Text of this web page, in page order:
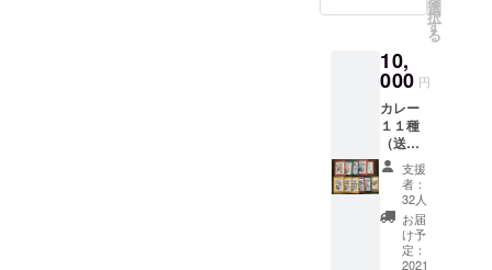
カ、イ
タリ
本、イ
ンド、
ケニ
ア。 収
録曲
1.Walki
ng
Down
Street-
アメリ
選
択
す
る
10,
000 円
カレー
１１種
（送料
込）
【限定
価格】
①マイ
ルドチ
キン
（パキ
支援
者：
32人
お届
け予
定：
2021